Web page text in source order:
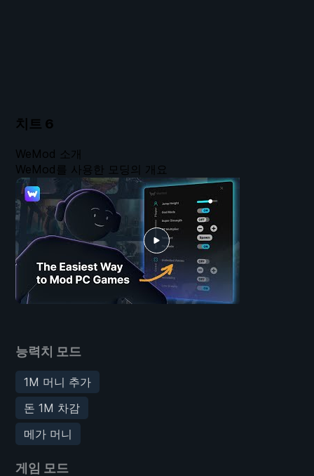
치트 6
능력치 모드
1M 머니 추가
돈 1M 차감
메가 머니
게임 모드
WeMod 소개
WeMod를 사용한 모딩의 개요